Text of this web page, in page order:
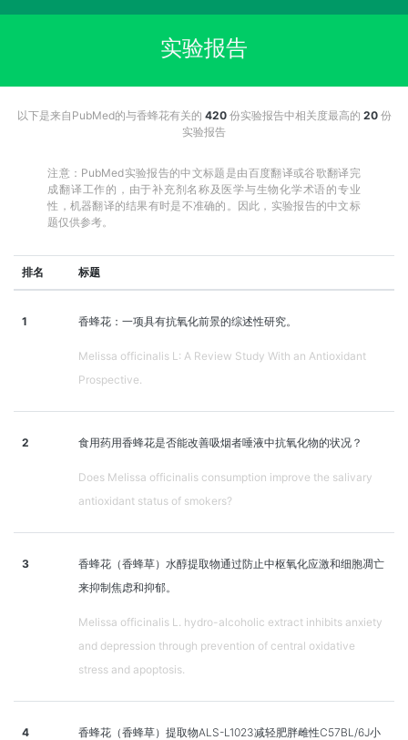
实验报告
以下是来自PubMed的与香蜂花有关的 420份实验报告中相关度最高的 20份
实验报告
注意：PubMed实验报告的中文标题是由百度翻译或谷歌翻译完
成翻译工作的，由于补充剂名称及医学与生物化学术语的专业
性，机器翻译的结果有时是不准确的。因此，实验报告的中文标
题仅供参考。
排名 标题
1 香蜂花：一项具有抗氧化前景的综述性研究。
Melissa officinalis L: A Review Study With an Antioxidant
Prospective.
2 食用药用香蜂花是否能改善吸烟者唾液中抗氧化物的状况？
Does Melissa officinalis consumption improve the salivary
antioxidant status of smokers?
3
香蜂花（香蜂草）水醇提取物通过防止中枢氧化应激和细胞凋亡
来抑制焦虑和抑郁。
Melissa officinalis L. hydro-alcoholic extract inhibits anxiety
and depression through prevention of central oxidative
stress and apoptosis.
4
香蜂花（香蜂草）提取物ALS-L1023减轻肥胖雌性C57BL/6J小